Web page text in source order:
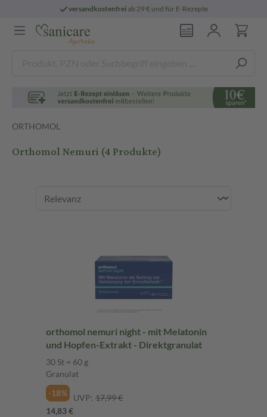
versandkostenfreiab 29 € und für E-Rezepte
ORTHOMOL
Orthomol Nemuri(4 Produkte)
orthomol nemuri night - mit Melatonin
und Hopfen-Extrakt - Direktgranulat
30 St = 60 g
Granulat
-18%
UVP: 17,99 €
14,83 €